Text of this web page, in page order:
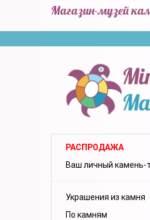
Магазин-музей
РАСПРОДАЖА
Ваш личный камень-
Украшения из камня
По камням